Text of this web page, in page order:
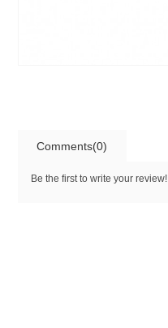
Comments(0)
Be the first to write your review!